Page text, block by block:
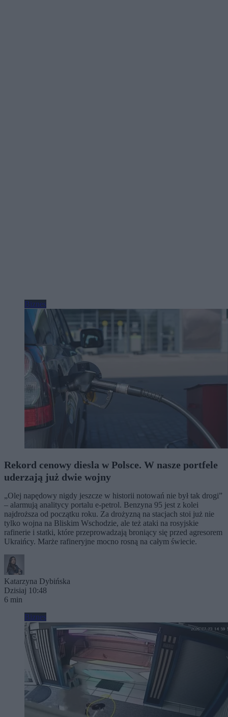
Biznes
Rekord cenowy diesla w Polsce. W nasze portfele
uderzają już dwie wojny
„Olej napędowy nigdy jeszcze w historii notowań nie był tak drogi”
– alarmują analitycy portalu e-petrol. Benzyna 95 jest z kolei
najdroższa od początku roku. Za drożyzną na stacjach stoi już nie
tylko wojna na Bliskim Wschodzie, ale też ataki na rosyjskie
rafinerie i statki, które przeprowadzają broniący się przed agresorem
Ukraińcy. Marże rafineryjne mocno rosną na całym świecie.
Katarzyna Dybińska
Dzisiaj 10:48
6 min
Biznes